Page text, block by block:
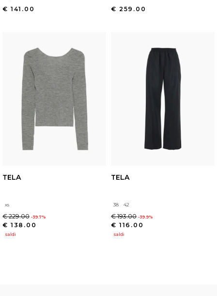
€ 141.00 € 259.00
TELA
xs
€ 229.00 -39.7%
€ 138.00
saldi
TELA
38 42
€ 193.00 -39.9%
€ 116.00
saldi